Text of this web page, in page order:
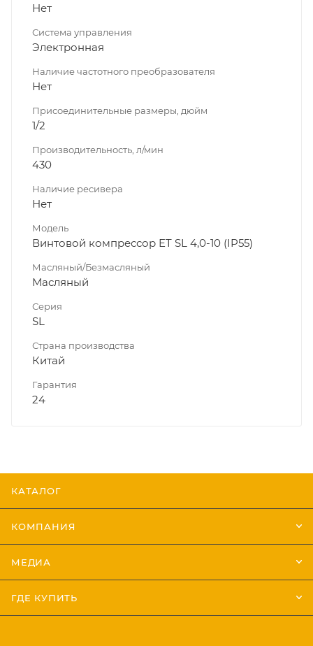
Нет
Система управления
Электронная
Наличие частотного преобразователя
Нет
Присоединительные размеры, дюйм
1/2
Производительность, л/мин
430
Наличие ресивера
Нет
Модель
Винтовой компрессор ET SL 4,0-10 (IP55)
Масляный/Безмасляный
Масляный
Серия
SL
Страна производства
Китай
Гарантия
24
КАТАЛОГ
КОМПАНИЯ
МЕДИА
ГДЕ КУПИТЬ